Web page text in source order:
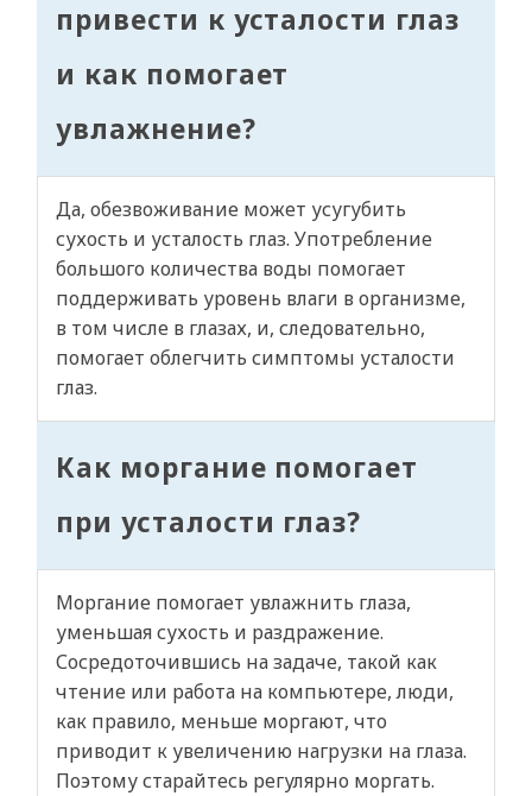
привести к усталости глаз
и как помогает
увлажнение?
Да, обезвоживание может усугубить
сухость и усталость глаз. Употребление
большого количества воды помогает
поддерживать уровень влаги в организме,
в том числе в глазах, и, следовательно,
помогает облегчить симптомы усталости
глаз.
Как моргание помогает
при усталости глаз?
Моргание помогает увлажнить глаза,
уменьшая сухость и раздражение.
Сосредоточившись на задаче, такой как
чтение или работа на компьютере, люди,
как правило, меньше моргают, что
приводит к увеличению нагрузки на глаза.
Поэтому старайтесь регулярно моргать.